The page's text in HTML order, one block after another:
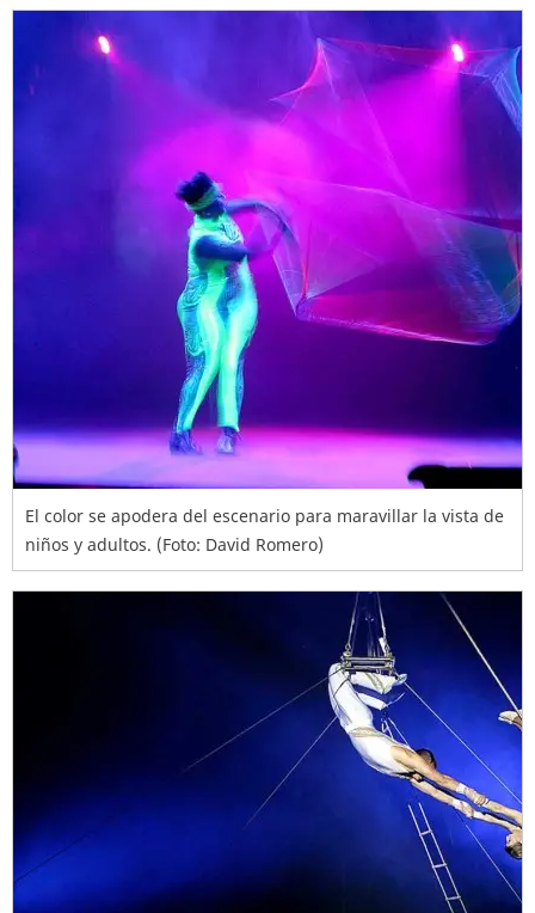
El color se apodera del escenario para maravillar la vista de
niños y adultos. (Foto: David Romero)